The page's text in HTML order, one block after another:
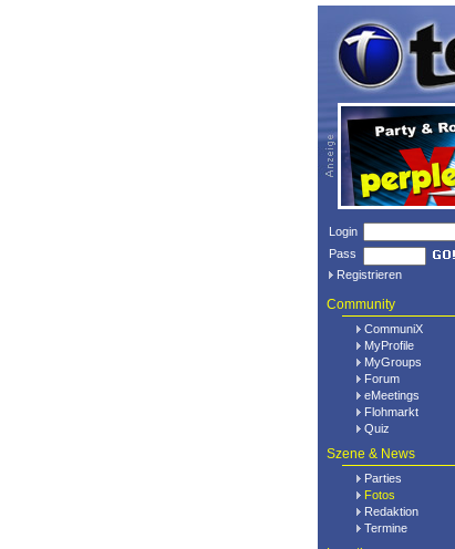
Login
Pass
Registrieren
Community
CommuniX
MyProfile
MyGroups
Forum
eMeetings
Flohmarkt
Quiz
Szene & News
Parties
Fotos
Redaktion
Termine